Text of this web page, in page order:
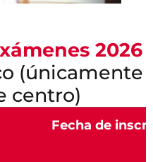
2026
(únicamente
centro)
Fecha de